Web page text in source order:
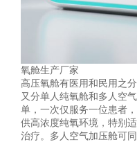
氧舱生产厂家
高压氧舱有医用和民用之
又分单人纯氧舱和多人空
单，一次仅服务一位患者
供高浓度纯氧环境，特别
治疗。多人空气加压舱可